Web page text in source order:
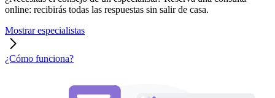
online: recibirás todas las respuestas sin salir de casa.
Mostrar especialistas
¿Cómo funciona?